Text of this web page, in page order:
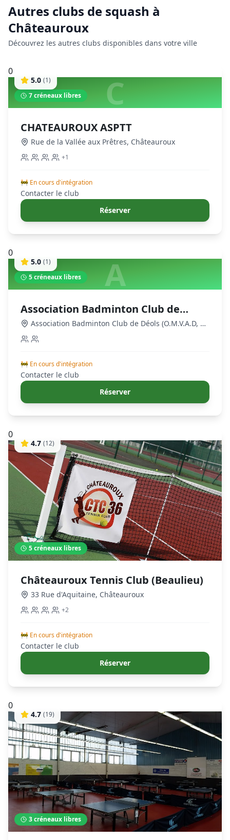
Autres clubs de squash à
Châteauroux
Découvrez les autres clubs disponibles dans votre ville
0
C
5.0 (1)
7créneaux libres
CHATEAUROUX ASPTT
Rue de la Vallée aux Prêtres, Châteauroux
+1
🚧 En cours d'intégration
Contacter le club
Réserver
0
A
5.0 (1)
5créneaux libres
Association Badminton Club de
Déols
Association Badminton Club de Déols (O.M.V.A.D, 1
rue Jean-Jaurès, 36130 Déols, France
🚧 En cours d'intégration
Contacter le club
Réserver
0
4.7 (12)
5créneaux libres
Châteauroux Tennis Club (Beaulieu)
33 Rue d'Aquitaine, Châteauroux
+2
🚧 En cours d'intégration
Contacter le club
Réserver
0
4.7 (19)
3créneaux libres